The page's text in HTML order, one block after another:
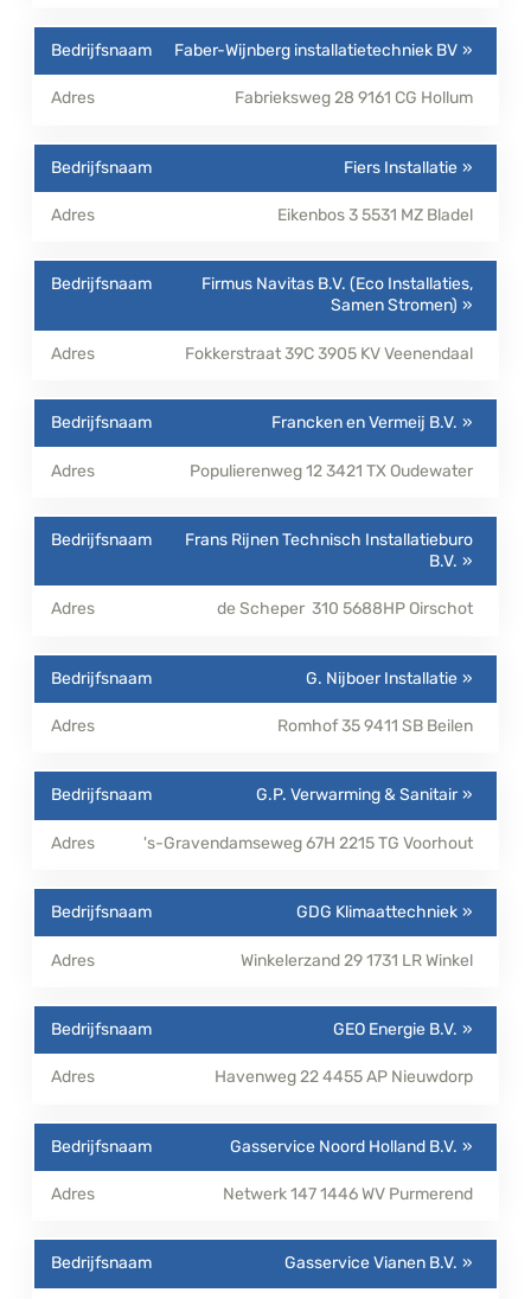
Faber-Wijnberg installatietechniek BV
Fabrieksweg 28 9161 CG Hollum
Fiers Installatie
Eikenbos 35531 MZ Bladel
Firmus Navitas B.V. (Eco Installaties,
Samen Stromen)
Fokkerstraat 39C3905 KVVeenendaal
Francken en Vermeij B.V.
Populierenweg 123421 TX Oudewater
Frans Rijnen Technisch Installatieburo
B.V.
de Scheper 310 5688HP Oirschot
G. Nijboer Installatie
Romhof 359411 SB Beilen
G.P. Verwarming & Sanitair
's-Gravendamseweg 67H 2215 TG Voorhout
GDG Klimaattechniek
Winkelerzand 291731 LRWinkel
GEO Energie B.V.
Havenweg 224455 AP Nieuwdorp
Gasservice Noord Holland B.V.
Netwerk 1471446 WV Purmerend
Gasservice Vianen B.V.